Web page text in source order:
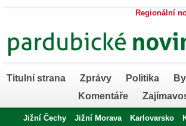
Regionální
Titulní strana Zprávy Politika
Komentáře
Jižní Čechy Jižní Morava Karlovarsko